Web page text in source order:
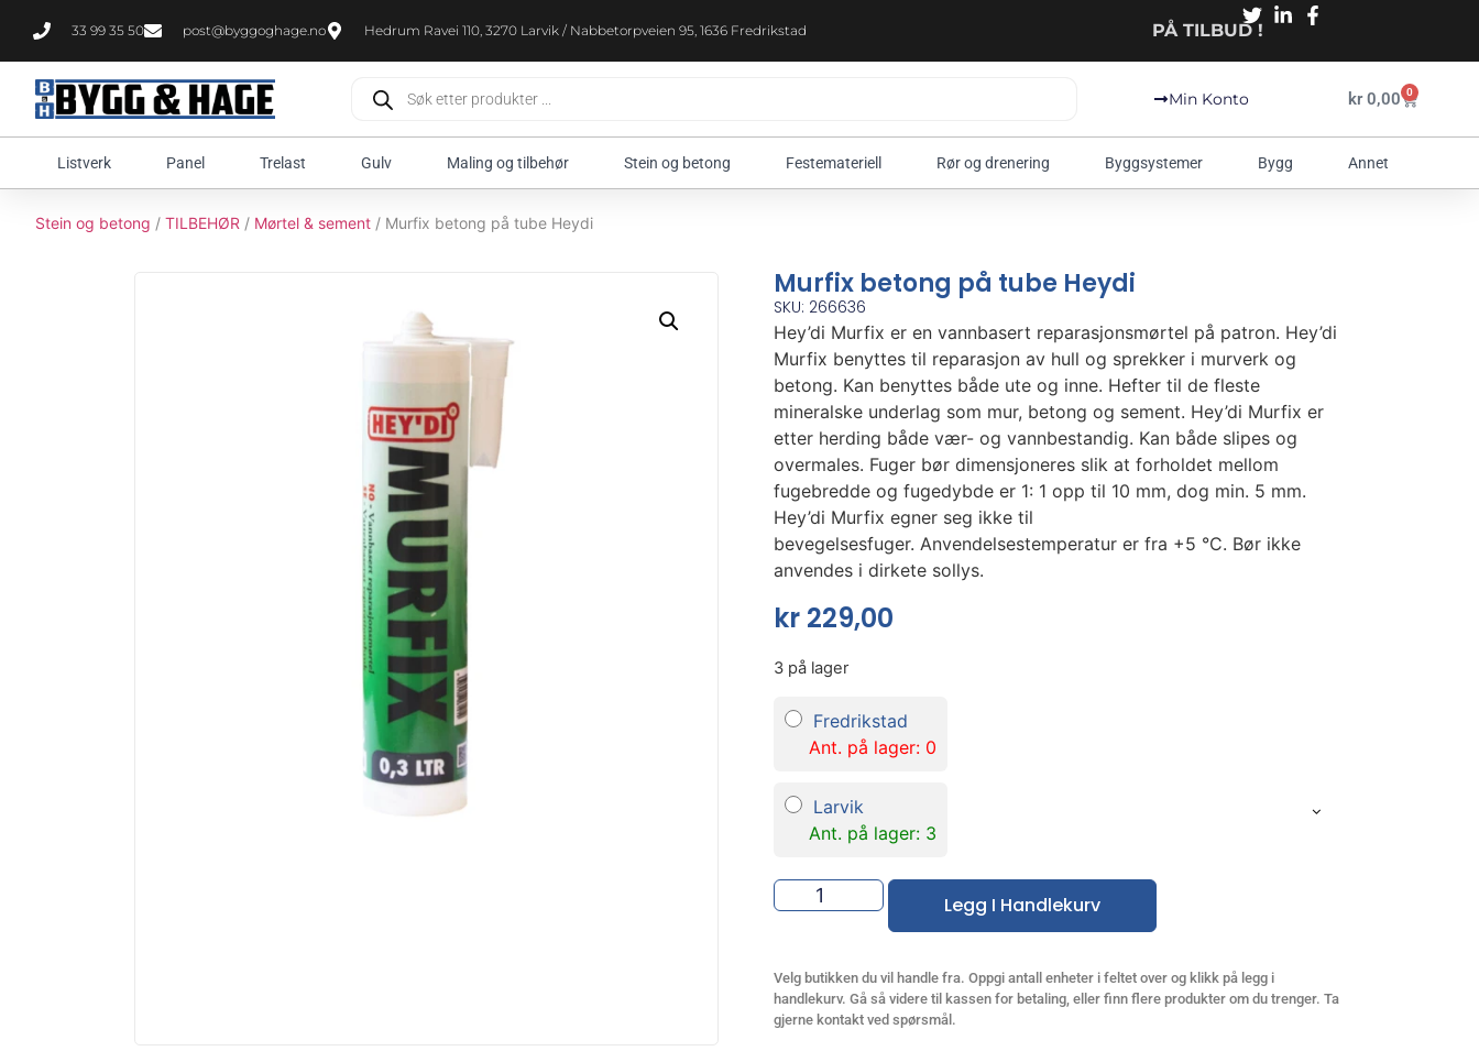
33 99 35 50 post@byggoghage.no Hedrum Ravei 110, 3270 Larvik / Nabbetorpveien 95, 1636 Fredrikstad PÅ TILBUD !
Min Konto kr0,00 0
Listverk Panel Trelast Gulv Maling og tilbehør Stein og betong Festemateriell Rør og drenering Byggsystemer Bygg Annet
Stein og betong / TILBEHØR / Mørtel & sement / Murfix betong på tube Heydi
Murfix betong på tube Heydi
SKU: 266636
Hey’di Murfix er en vannbasert reparasjonsmørtel på patron. Hey’di
Murfix benyttes til reparasjon av hull og sprekker i murverk og
betong. Kan benyttes både ute og inne. Hefter til de fleste
mineralske underlag som mur, betong og sement. Hey’di Murfix er
etter herding både vær- og vannbestandig. Kan både slipes og
overmales. Fuger bør dimensjoneres slik at forholdet mellom
fugebredde og fugedybde er 1: 1 opp til 10 mm, dog min. 5 mm.
Hey’di Murfix egner seg ikke til
bevegelsesfuger. Anvendelsestemperatur er fra +5 °C. Bør ikke
anvendes i dirkete sollys.
kr229,00
3 på lager
Fredrikstad
Ant. på lager: 0
Larvik
Ant. på lager: 3
Legg I Handlekurv
Velg butikken du vil handle fra. Oppgi antall enheter i feltet over og klikk på legg i
handlekurv. Gå så videre til kassen for betaling, eller finn flere produkter om du trenger. Ta
gjerne kontakt ved spørsmål.